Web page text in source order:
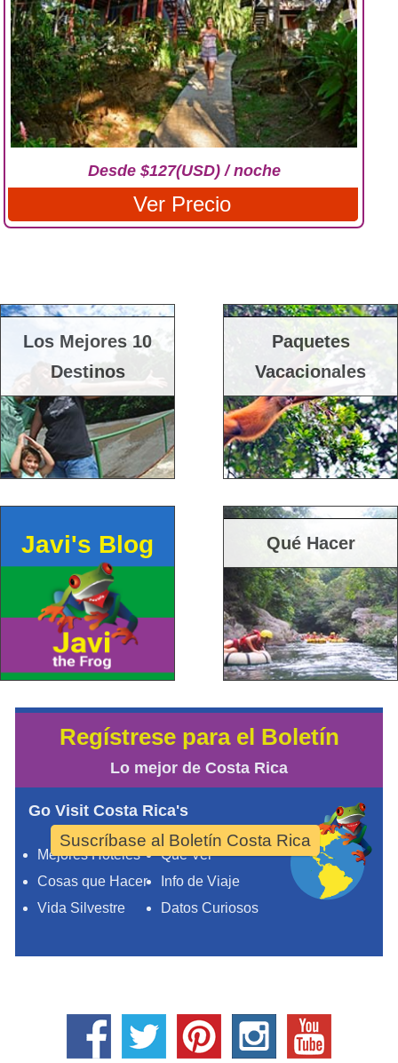
Desde $127(USD) / noche
Ver Precio
Los Mejores 10
Destinos
Paquetes
Vacacionales
Javi's Blog Qué Hacer
Regístrese para el Boletín
Lo mejor de Costa Rica
Go Visit Costa Rica's
Mejores Hoteles
Qué Ver
Cosas que Hacer
Info de Viaje
Vida Silvestre
Datos Curiosos
Suscríbase al Boletín Costa Rica